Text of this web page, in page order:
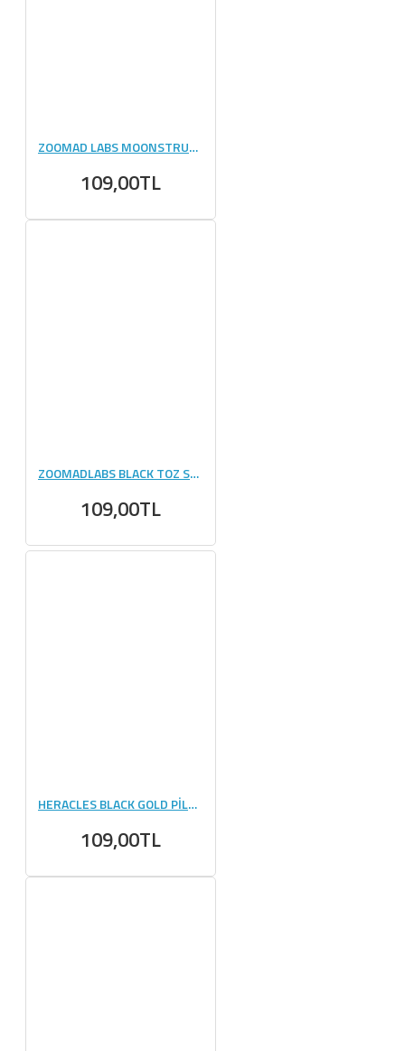
ZOOMAD LABS MOONSTRUCK ANAHTARLIK
109,00TL
ZOOMADLABS BLACK TOZ SAKLAMA HUNİSİ
109,00TL
HERACLES BLACK GOLD PİLLBOX
109,00TL